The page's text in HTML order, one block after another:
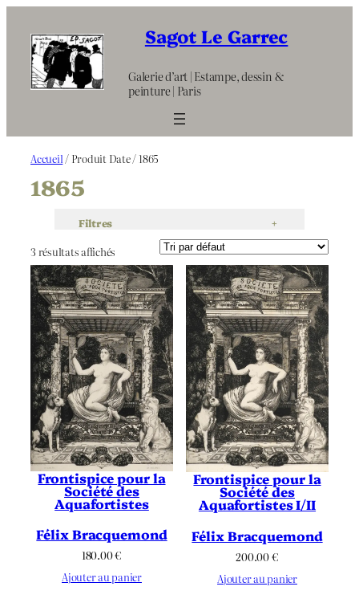
contenu
Sagot Le Garrec
Galerie d’art | Estampe, dessin &
peinture | Paris
Accueil / Produit Date / 1865
1865
Filtres +
3 résultats affichés
Frontispice pour la
Société des
Aquafortistes
Félix Bracquemond
180.00€
Ajouter au panier
Frontispice pour la
Société des
Aquafortistes I/II
Félix Bracquemond
200.00€
Ajouter au panier